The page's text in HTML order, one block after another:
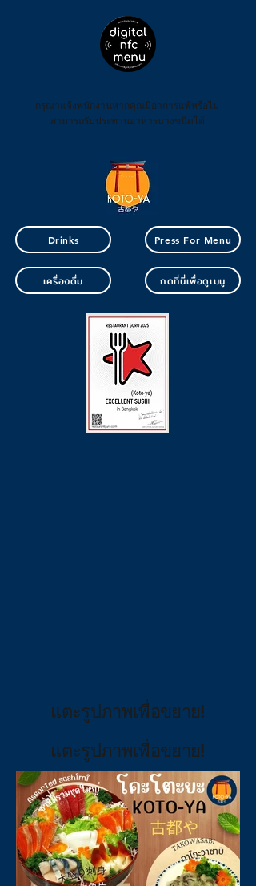
กรุณาแจ้งพนักงานหากคุณมีอาการแพ้หรือไม่
สามารถรับประทานอาหารบางชนิดได้
Drinks
เครื่องดื่ม
Press For Menu
กดที่นี่เพื่อดูเมนู
แตะรูปภาพเพื่อขยาย!
แตะรูปภาพเพื่อขยาย!